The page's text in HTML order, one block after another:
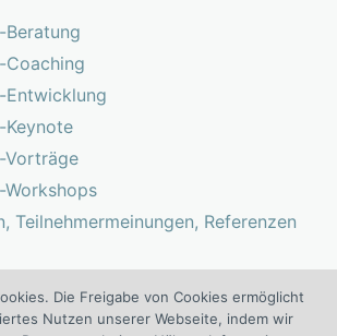
Beratung
Coaching
Entwicklung
Keynote
Vorträge
Workshops
Teilnehmermeinungen, Referenzen
Die Freigabe von Cookies ermöglicht
Nutzen unserer Webseite, indem wir